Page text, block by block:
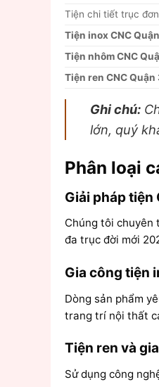
Tiện chi tiết trục
Tiện inox CNC
Tiện nhôm CNC
Tiện ren CNC Quận
Ghi chú:
lớn, quý
Phân loại
Giải pháp tiện
Chúng tôi chuyên
đa trục đời mới
Gia công tiện
Dòng sản phẩm
trang trí nội thất
Tiện ren và
Sử dụng công